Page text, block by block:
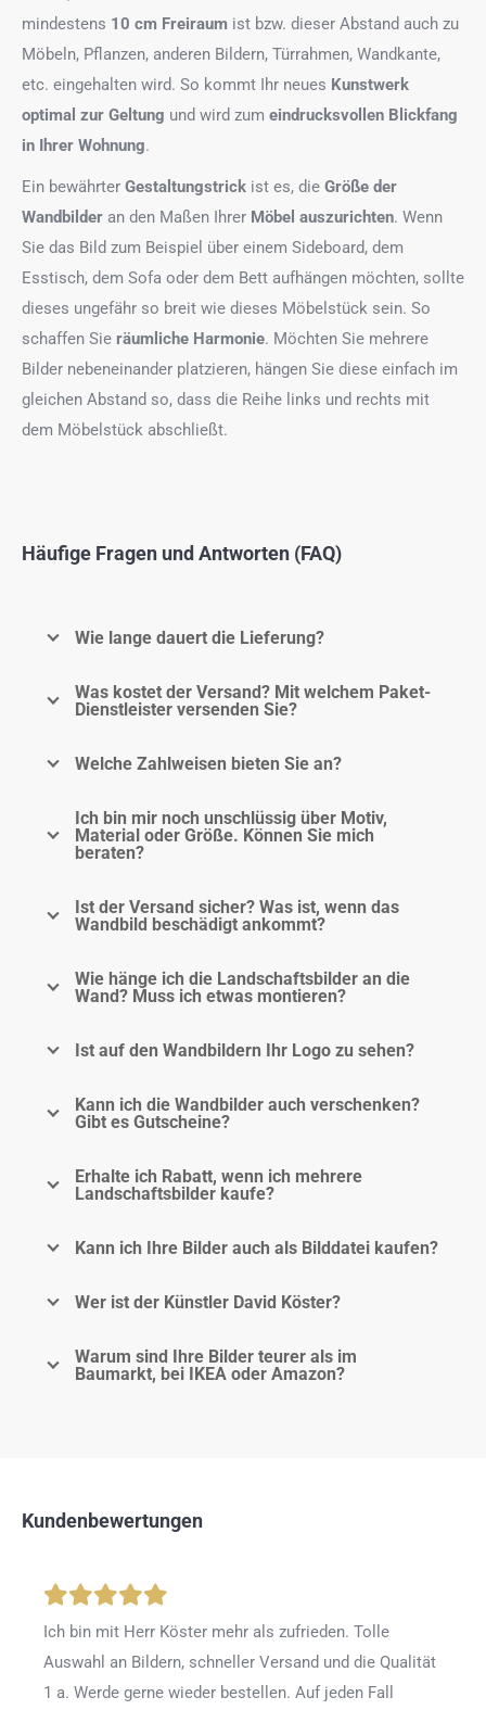
mindestens 10 cm Freiraum ist bzw. dieser Abstand auch zu
Möbeln, Pflanzen, anderen Bildern, Türrahmen, Wandkante,
etc. eingehalten wird. So kommt Ihr neues Kunstwerk
optimal zur Geltung und wird zum eindrucksvollen Blickfang
in Ihrer Wohnung.
Ein bewährter Gestaltungstrick ist es, die Größe der
Wandbilder an den Maßen Ihrer Möbel auszurichten. Wenn
Sie das Bild zum Beispiel über einem Sideboard, dem
Esstisch, dem Sofa oder dem Bett aufhängen möchten, sollte
dieses ungefähr so breit wie dieses Möbelstück sein. So
schaffen Sie räumliche Harmonie. Möchten Sie mehrere
Bilder nebeneinander platzieren, hängen Sie diese einfach im
gleichen Abstand so, dass die Reihe links und rechts mit
dem Möbelstück abschließt.
Häufige Fragen und Antworten (FAQ)
Wie lange dauert die Lieferung?
Was kostet der Versand? Mit welchem Paket-
Dienstleister versenden Sie?
Welche Zahlweisen bieten Sie an?
Ich bin mir noch unschlüssig über Motiv,
Material oder Größe. Können Sie mich
beraten?
Ist der Versand sicher? Was ist, wenn das
Wandbild beschädigt ankommt?
Wie hänge ich die Landschaftsbilder an die
Wand? Muss ich etwas montieren?
Ist auf den Wandbildern Ihr Logo zu sehen?
Kann ich die Wandbilder auch verschenken?
Gibt es Gutscheine?
Erhalte ich Rabatt, wenn ich mehrere
Landschaftsbilder kaufe?
Kann ich Ihre Bilder auch als Bilddatei kaufen?
Wer ist der Künstler David Köster?
Warum sind Ihre Bilder teurer als im
Baumarkt, bei IKEA oder Amazon?
Kundenbewertungen
Ich bin mit Herr Köster mehr als zufrieden. Tolle
Auswahl an Bildern, schneller Versand und die Qualität
1 a. Werde gerne wieder bestellen. Auf jeden Fall